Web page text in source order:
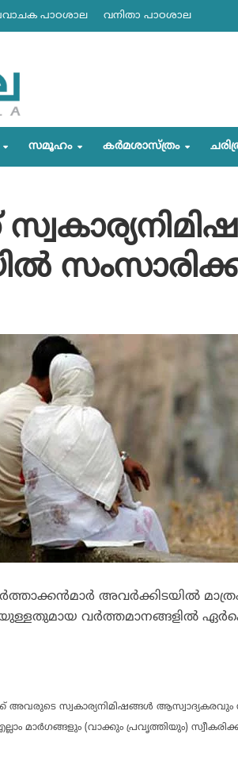
പാഠശാല വനിതാ പാഠശാല
സമൂഹം കര്‍മശാസ്ത്രം
അവര്‍ക്കിടയില്‍
വര്‍ത്തമാനങ്ങളില്‍
അവരുടെ സ്വകാര്യനിമിഷങ്ങള്‍
മാര്‍ഗങ്ങളും (വാക്കും പ്രവൃത്തിയും)